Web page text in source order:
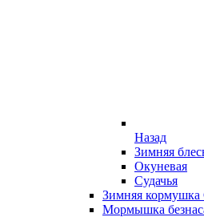
Назад
Зимняя
Окуневая
Судачья
Зимняя кормушка
Мормышка